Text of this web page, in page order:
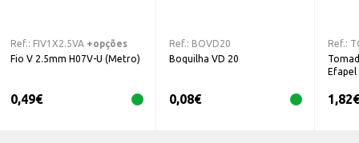
Ref.: FIV1X2.5VA +opções
Fio V 2.5mm H07V-U (Metro)
0,49€
Ref.: BOVD20
Boquilha VD 20
0,08€
Ref.:
Efapel
1,82€